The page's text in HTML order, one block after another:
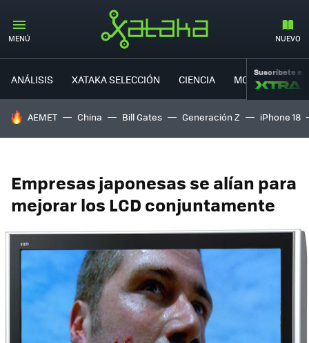
MENÚ NUEVO
ANÁLISIS XATAKA SELECCIÓN CIENCIA MOVILIDAD
Suscríbete a
HOY SE HABLA DE
AEMET China Bill Gates Generación Z iPhone 18
Empresas japonesas se alían para
mejorar los LCD conjuntamente